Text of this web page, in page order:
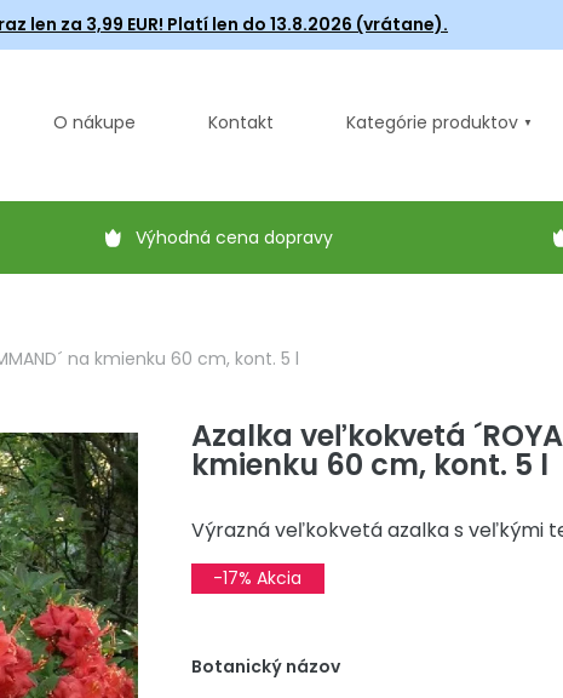
len za 3,99 EUR! Platí len do 13.8.2026 (vrátane).
O nákupe Kontakt Kategórie produktov
Výhodná cena dopravy
na kmienku 60 cm, kont. 5 l
Azalka veľkokvetá
kmienku 60 cm, kont. 5 l
Výrazná veľkokvetá azalka s veľkými
-17% Akcia
Botanický názov